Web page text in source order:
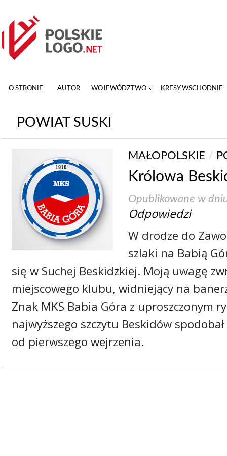
O STRONIE AUTOR WOJEWÓDZTWO KRESY WSCHODNIE
POWIAT SUSKI
MAŁOPOLSKIE /
Królowa
Opublikowane w
Odpowiedzi
W drodze do
szlaki na Babią
się w Suchej Beskidzkiej. Moją uwagę
miejscowego klubu, widniejący na
Znak MKS Babia Góra z uproszczonym
najwyższego szczytu Beskidów
od pierwszego wejrzenia.